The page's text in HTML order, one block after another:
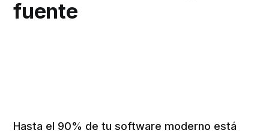
fuente
Hasta el 90% de tu software moderno está